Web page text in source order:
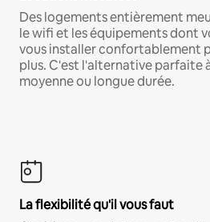
Des logements entièrement
le wifi et les équipements dont
vous installer confortablement
plus. C'est l'alternative parfaite
moyenne ou longue durée.
La flexibilité qu'il vous faut